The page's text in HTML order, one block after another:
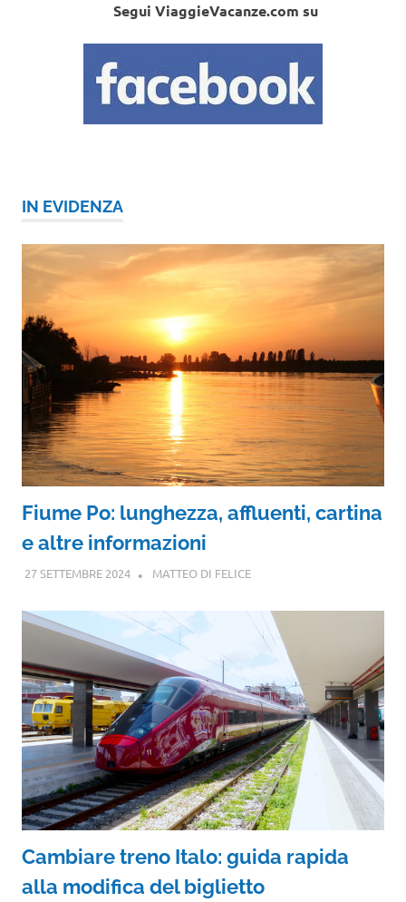
Segui ViaggieVacanze.com su
IN EVIDENZA
Fiume Po: lunghezza, affluenti, cartina
e altre informazioni
27 SETTEMBRE 2024 MATTEO DI FELICE
Cambiare treno Italo: guida rapida
alla modifica del biglietto